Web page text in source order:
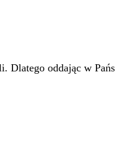
Dlatego oddając w